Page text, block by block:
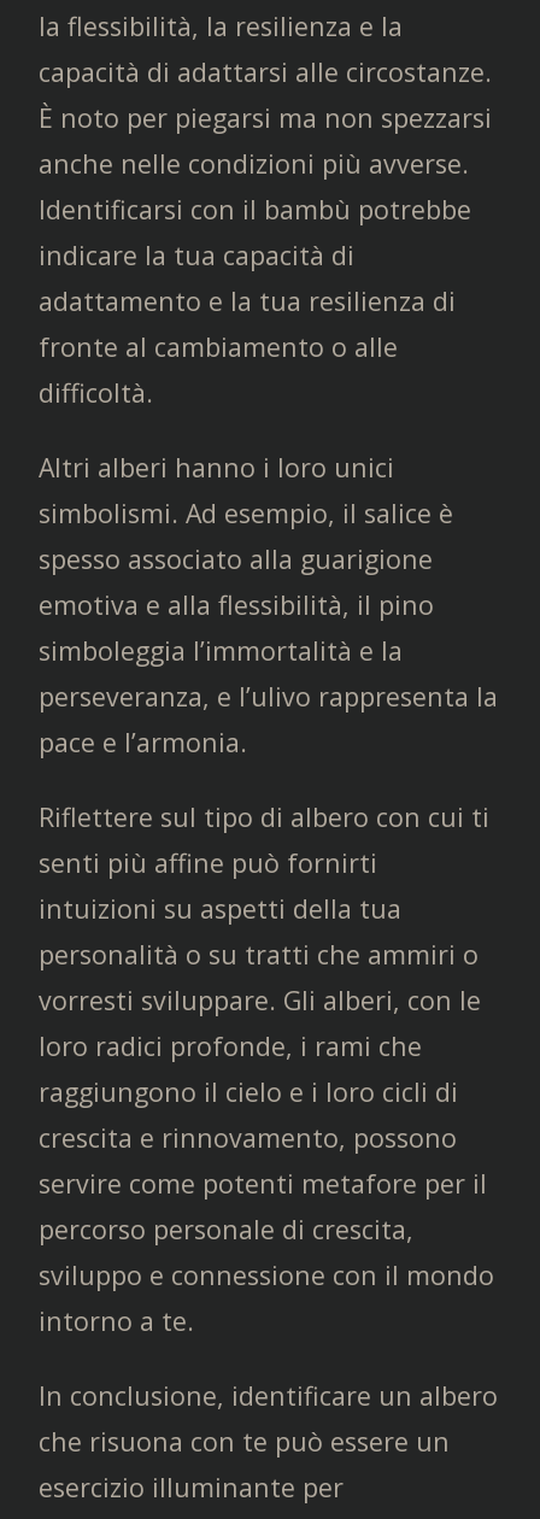
la flessibilità, la resilienza e la
capacità di adattarsi alle circostanze.
È noto per piegarsi ma non spezzarsi
anche nelle condizioni più avverse.
Identificarsi con il bambù potrebbe
indicare la tua capacità di
adattamento e la tua resilienza di
fronte al cambiamento o alle
difficoltà.
Altri alberi hanno i loro unici
simbolismi. Ad esempio, il salice è
spesso associato alla guarigione
emotiva e alla flessibilità, il pino
simboleggia l’immortalità e la
perseveranza, e l’ulivo rappresenta la
pace e l’armonia.
Riflettere sul tipo di albero con cui ti
senti più affine può fornirti
intuizioni su aspetti della tua
personalità o su tratti che ammiri o
vorresti sviluppare. Gli alberi, con le
loro radici profonde, i rami che
raggiungono il cielo e i loro cicli di
crescita e rinnovamento, possono
servire come potenti metafore per il
percorso personale di crescita,
sviluppo e connessione con il mondo
intorno a te.
In conclusione, identificare un albero
che risuona con te può essere un
esercizio illuminante per